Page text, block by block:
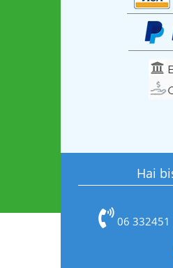
Hai
06 332451